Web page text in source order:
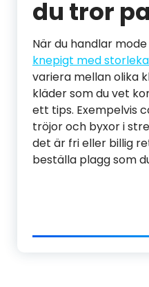
du tror
När du handlar
knepigt med
variera mellan olika
kläder som du vet
ett tips. Exempelvis
tröjor och byxor i
det är fri eller billig
beställa plagg som